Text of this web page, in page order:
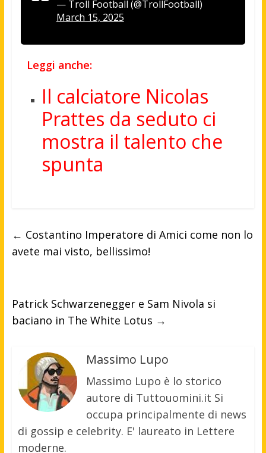
— Troll Football (@TrollFootball)
March 15, 2025
Leggi anche:
Il calciatore Nicolas
Prattes da seduto ci
mostra il talento che
spunta
← Costantino Imperatore di Amici come non lo
avete mai visto, bellissimo!
Patrick Schwarzenegger e Sam Nivola si
baciano in The White Lotus →
Massimo Lupo
Massimo Lupo è lo storico
autore di Tuttouomini.it Si
occupa principalmente di news
di gossip e celebrity. E' laureato in Lettere
moderne.